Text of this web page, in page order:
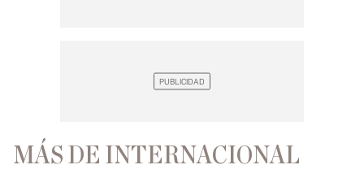
MÁS DE INTERNACIONAL